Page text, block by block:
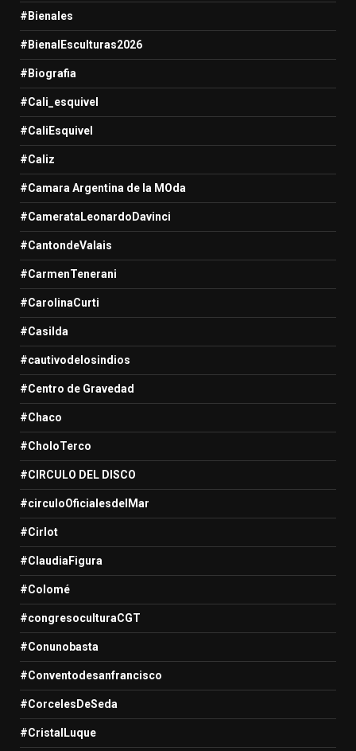
#Bienales
#BienalEsculturas2026
#Biografia
#Cali_esquivel
#CaliEsquivel
#Caliz
#Camara Argentina de la MOda
#CamerataLeonardoDavinci
#CantondeValais
#CarmenTenerani
#CarolinaCurti
#Casilda
#cautivodelosindios
#Centro de Gravedad
#Chaco
#CholoTerco
#CIRCULO DEL DISCO
#circuloOficialesdelMar
#Cirlot
#ClaudiaFigura
#Colomé
#congresoculturaCGT
#Conunobasta
#Conventodesanfrancisco
#CorcelesDeSeda
#CristalLuque